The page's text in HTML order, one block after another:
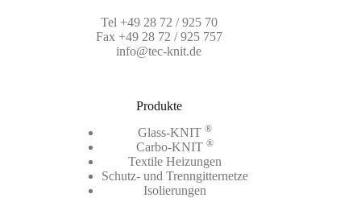
Tel +49 28 72 / 925 70
Fax +49 28 72 / 925 757
info@tec-knit.de
Produkte
Glass-KNIT®
Carbo-KNIT®
Textile Heizungen
Schutz- und Trenngitternetze
Isolierungen